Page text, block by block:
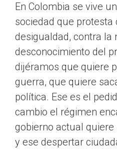
En Colombia se vive
sociedad que protesta
desigualdad, contra la
desconocimiento del
dijéramos que quiere
guerra, que quiere
política. Ese es el
cambio el régimen
gobierno actual
y ese despertar